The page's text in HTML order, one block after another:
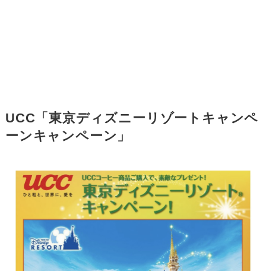
UCC「東京ディズニーリゾートキャンペ
ーンキャンペーン」